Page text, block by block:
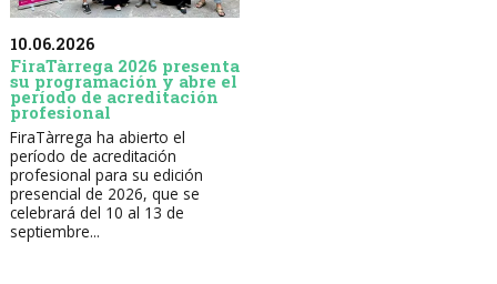
10.06.2026
FiraTàrrega 2026 presenta
su programación y abre el
período de acreditación
profesional
FiraTàrrega ha abierto el
período de acreditación
profesional para su edición
presencial de 2026, que se
celebrará del 10 al 13 de
septiembre...